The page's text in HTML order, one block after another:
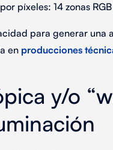
píxeles: 14 zonas
para generar una
en producciones
y/o